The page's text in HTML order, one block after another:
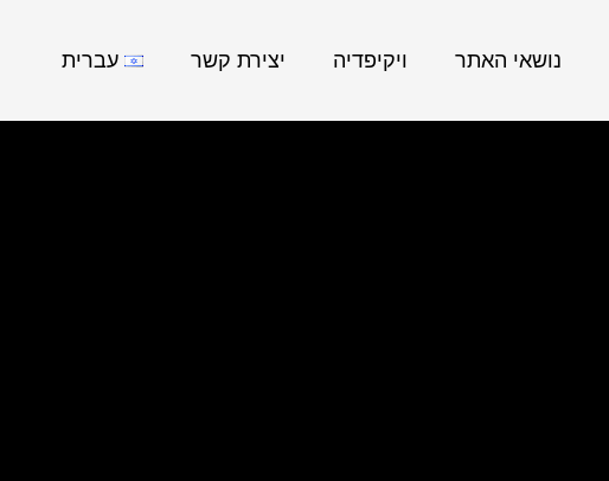
נושאי האתר ויקיפדיה יצירת קשר עברית